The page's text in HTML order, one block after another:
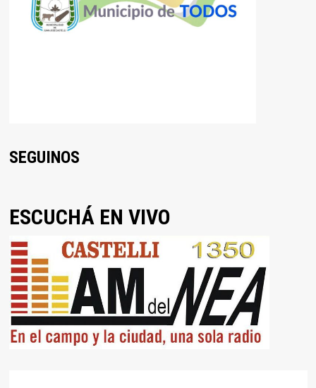
SEGUINOS
ESCUCHÁ EN VIVO